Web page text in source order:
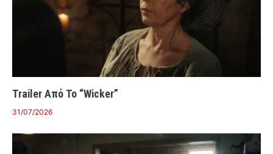
Trailer Από Το “Wicker”
31/07/2026